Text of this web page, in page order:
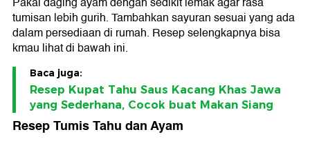
tumisan lebih gurih. Tambahkan sayuran sesuai yang ada
dalam persediaan di rumah. Resep selengkapnya bisa
kmau lihat di bawah ini.
Baca juga:
Resep Kupat Tahu Saus Kacang Khas Jawa
yang Sederhana, Cocok buat Makan Siang
Resep Tumis Tahu dan Ayam